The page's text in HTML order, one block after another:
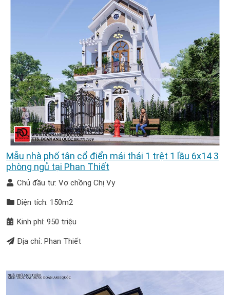
Mẫu nhà phố tân cổ điển mái thái 1 trệt 1 lầu 6x14 3
phòng ngủ tại Phan Thiết
Chủ đầu tư: Vợ chồng Chị Vy
Diện tích: 150m2
Kinh phí: 950 triệu
Địa chỉ: Phan Thiết